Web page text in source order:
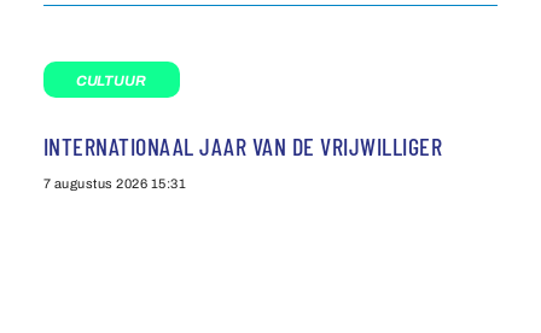
CULTUUR
INTERNATIONAAL JAAR VAN DE VRIJWILLIGER
7 augustus 2026 15:31